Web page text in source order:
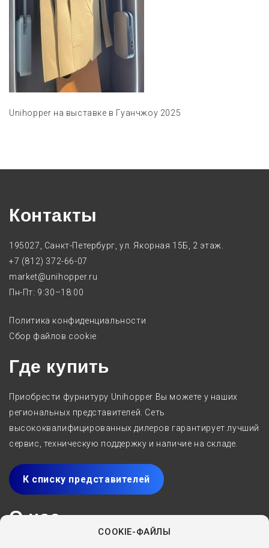
COOKIE-ФАЙЛЫ
Unihopper на выставке в Гуанчжоу 2025
Контакты
195027, Санкт-Петербург, ул. Якорная 15Б, 2 этаж.
+7 (812) 372-66-07
market@unihopper.ru
Пн-Пт: 9:30–18:00
Политика конфиденциальности
Сбор файлов cookie
Где купить
Приобрести фурнитуру Unihopper Вы можете у наших
региональных представителей. Сеть
высококвалифицированных дилеров гарантирует лучший
сервис, техническую поддержку и наличие на складе.
К списку представителей
О нас